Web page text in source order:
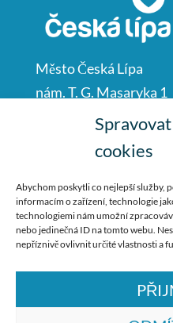
cookies
Abychom poskytli co nejlepší služby,
informacím o zařízení, technologie
technologiemi nám umožní
nebo jedinečná ID na tomto webu.
nepříznivě ovlivnit určité vlastnosti a
Město Česká Lípa
nám. T. G. Masaryka 1
Česká Lípa
487 881 111
podatelna@mucl.cz